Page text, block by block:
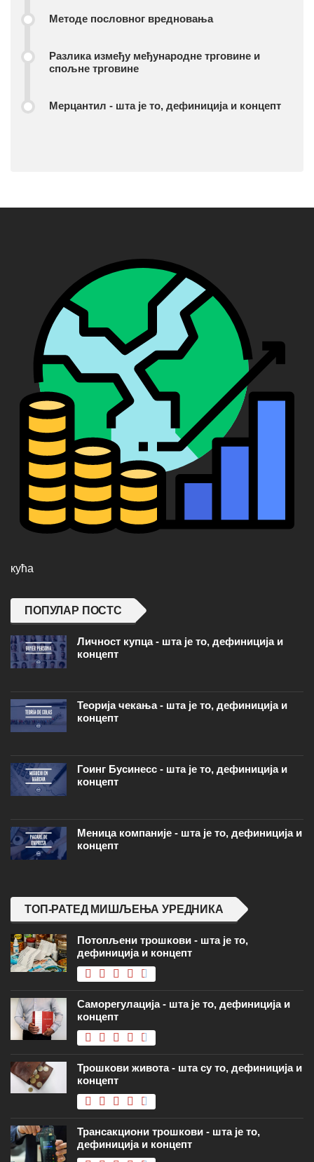
Методе пословног вредновања
Разлика између међународне трговине и
спољне трговине
Мерцантил - шта је то, дефиниција и концепт
кућа
ПОПУЛАР ПОСТС
Личност купца - шта је то, дефиниција и
концепт
Теорија чекања - шта је то, дефиниција и
концепт
Гоинг Бусинесс - шта је то, дефиниција и
концепт
Меница компаније - шта је то, дефиниција и
концепт
ТОП-РАТЕД МИШЉЕЊА УРЕДНИКА
Потопљени трошкови - шта је то,
дефиниција и концепт
Саморегулација - шта је то, дефиниција и
концепт
Трошкови живота - шта су то, дефиниција и
концепт
Трансакциони трошкови - шта је то,
дефиниција и концепт